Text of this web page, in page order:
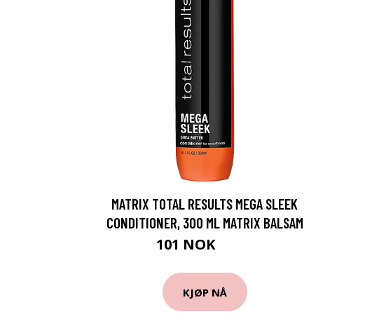
MATRIX TOTAL RESULTS MEGA SLEEK
CONDITIONER, 300 ML MATRIX BALSAM
101 NOK
KJØP NÅ